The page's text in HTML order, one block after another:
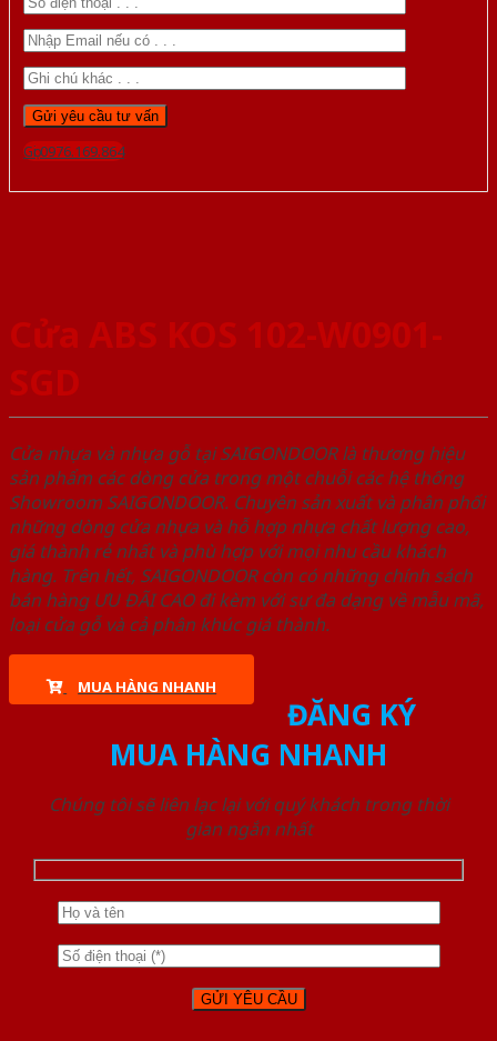
Gọi 0976.169.864
Cửa ABS KOS 102-W0901-
SGD
Cửa nhựa và nhựa gỗ tại SAIGONDOOR là thương hiệu
sản phẩm các dòng cửa trong một chuỗi các hệ thống
Showroom SAIGONDOOR. Chuyên sản xuất và phân phối
những dòng cửa nhựa và hỗ hợp nhựa chất lượng cao,
giá thành rẻ nhất và phù hợp với mọi nhu cầu khách
hàng. Trên hết, SAIGONDOOR còn có những chính sách
bán hàng ƯU ĐÃI CAO đi kèm với sự đa dạng về mẫu mã,
loại cửa gỗ và cả phân khúc giá thành.
MUA HÀNG NHANH
ĐĂNG KÝ
MUA HÀNG NHANH
Chúng tôi sẽ liên lạc lại với quý khách trong thời
gian ngắn nhất